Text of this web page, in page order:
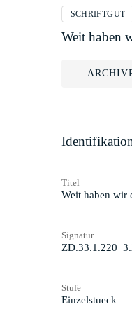
SCHRIFTGUT
Weit haben
Titel
Weit haben wir
Signatur
Stufe
Einzelstueck